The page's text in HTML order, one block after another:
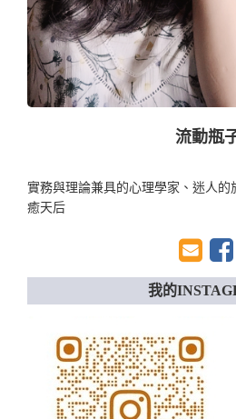
流動瓶
實務與理論兼具的心理學家、迷人
癒天后
我的